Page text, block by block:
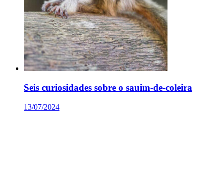
Seis curiosidades sobre o sauim-de-coleira
13/07/2024